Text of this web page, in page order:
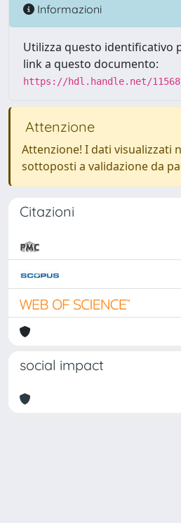
Informazioni
Utilizza questo identificativo
link a questo documento:
https://hdl.handle.net/11568/
Attenzione
Attenzione! I dati visualizzati
sottoposti a validazione da
Citazioni
social impact